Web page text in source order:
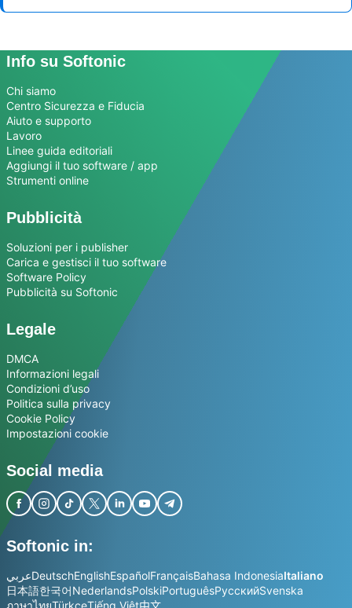
Info su Softonic
Chi siamo
Centro Sicurezza e Fiducia
Aiuto e supporto
Lavoro
Linee guida editoriali
Aggiungi il tuo software / app
Strumenti online
Pubblicità
Soluzioni per i publisher
Carica e gestisci il tuo software
Software Policy
Pubblicità su Softonic
Legale
DMCA
Informazioni legali
Condizioni d’uso
Politica sulla privacy
Cookie Policy
Impostazioni cookie
Social media
Softonic in:
عربيDeutschEnglishEspañolFrançaisBahasa IndonesiaItaliano
日本語한국어NederlandsPolskiPortuguêsРусскийSvenska